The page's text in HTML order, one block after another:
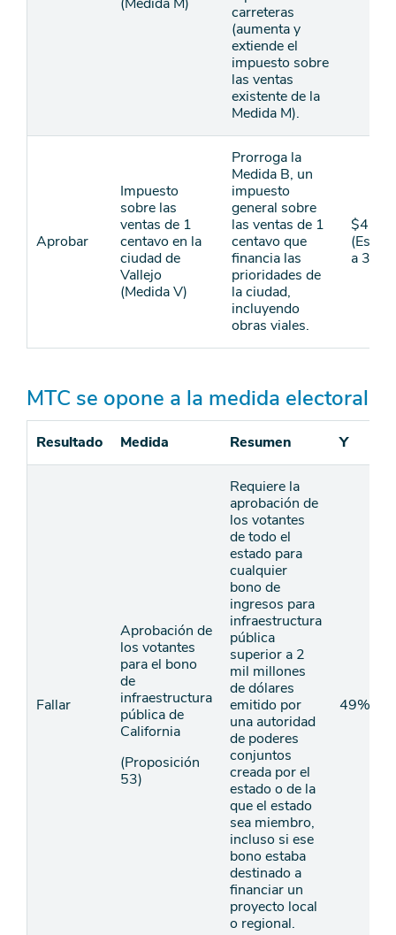
(Medida M)
carreteras
(aumenta y
extiende el
impuesto sobre
las ventas
existente de la
Medida M).
Aprobar
Impuesto
sobre las
ventas de 1
centavo en la
ciudad de
Vallejo
(Medida V)
Prorroga la
Medida B, un
impuesto
general sobre
las ventas de 1
centavo que
financia las
prioridades de
la ciudad,
incluyendo
obras viales.
$420
a 30
MTC se opone a la medida electoral
Resultado Medida Resumen Y
Fallar
Aprobación de
los votantes
para el bono
de
infraestructura
pública de
California
(Proposición
53)
Requiere la
aprobación de
los votantes
de todo el
estado para
cualquier
bono de
ingresos para
infraestructura
pública
superior a 2
mil millones
de dólares
emitido por
una autoridad
de poderes
conjuntos
creada por el
estado o de la
que el estado
sea miembro,
incluso si ese
bono estaba
destinado a
financiar un
proyecto local
o regional.
49%